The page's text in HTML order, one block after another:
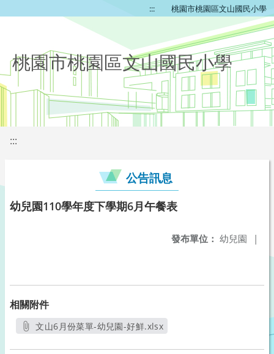
::: 桃園市桃園區文山國民小學
桃園市桃園區文山國民小學
:::
公告訊息
幼兒園110學年度下學期6月午餐表
發布單位： 幼兒園 |
相關附件
文山6月份菜單-幼兒園-好鮮.xlsx